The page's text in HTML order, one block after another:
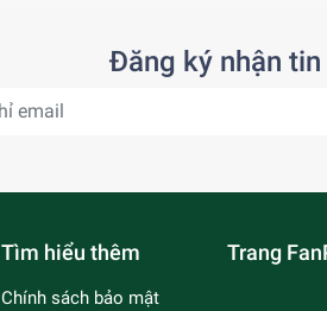
Đăng ký nhận tin
Tìm hiểu thêm
Chính sách bảo mật
Trang